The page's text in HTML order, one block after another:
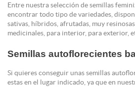
Entre nuestra selección de semillas
encontrar todo tipo de variedades,
sativas, híbridos, afrutadas, muy
medicinales, para interior, para exterior,
Semillas autoflorecientes
Si quieres conseguir unas semillas
estas en el lugar indicado, ya que en